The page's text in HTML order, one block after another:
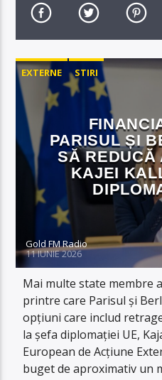
EXTERNE STIRI
PARISUL ȘI
SĂ REDUCĂ
KAJEI
Gold FM Radio
11 IUNIE 2026
Mai multe state membre
printre care Parisul și
opțiuni care includ
la șefa diplomației UE,
European de Acțiune
buget de aproximativ un